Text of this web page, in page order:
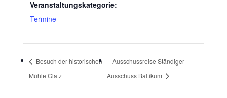
Veranstaltungskategorie:
Termine
Besuch der historischen
Mühle Glatz
Ausschussreise Ständiger
Ausschuss Baltikum